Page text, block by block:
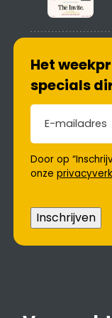
Het
specials
E-mailadres
Door op
onze
Inschrijven